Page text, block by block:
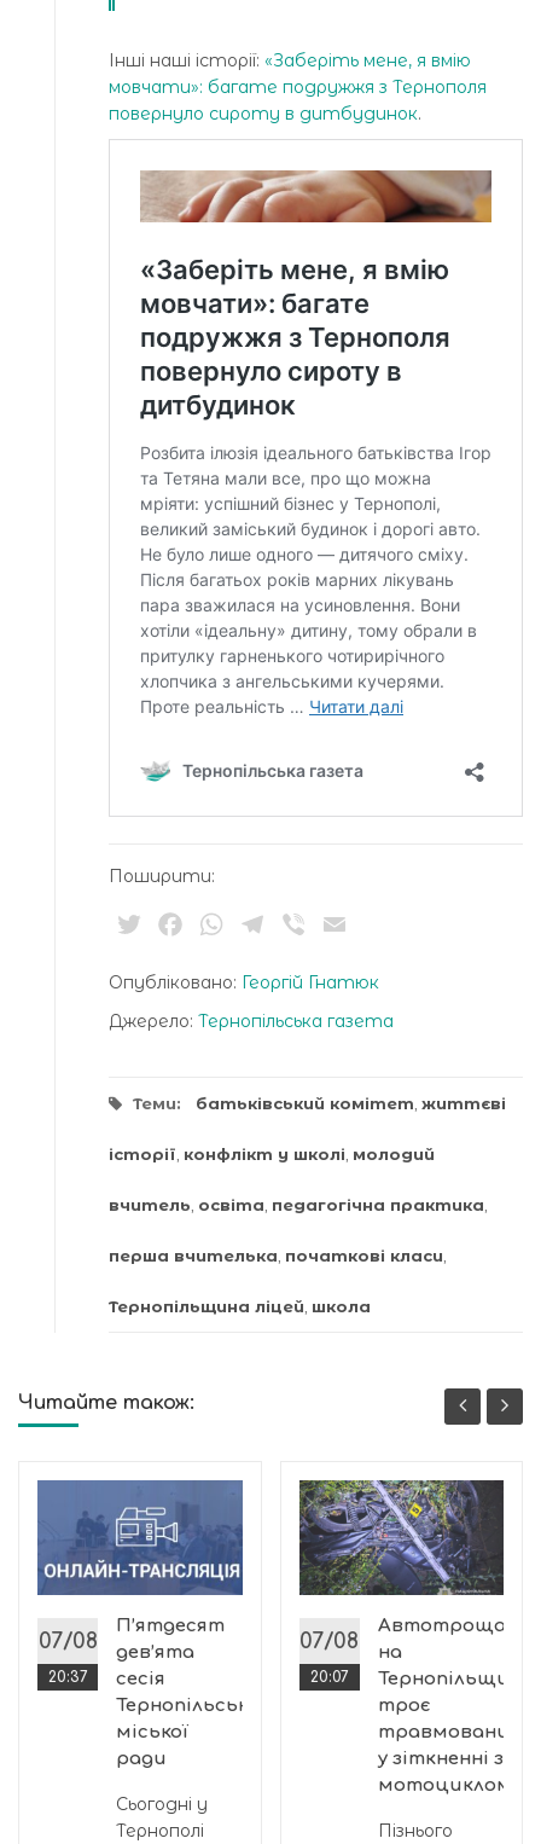
Інші наші історії: «Заберіть мене, я вмію
мовчати»: багате подружжя з Тернополя
повернуло сироту в дитбудинок.
Поширити:
TwitterFacebookWhatsApp
Telegram
Viber
Опубліковано: Георгій Гнатюк
Джерело: Тернопільська газета
Теми: батьківський комітет життєві
історії конфлікт у школі молодий
вчитель освіта педагогічна практика
перша вчителька початкові класи
Тернопільщина ліцей школа
Читайте також:
07/08
20:37
П’ятдесят
дев’ята
сесія
Тернопільської
міської
ради
Сьогодні у
Тернополі
07/08
20:07
Автотроща
на
Тернопільщині:
троє
травмованих
у зіткненні з
мотоциклом
Пізнього